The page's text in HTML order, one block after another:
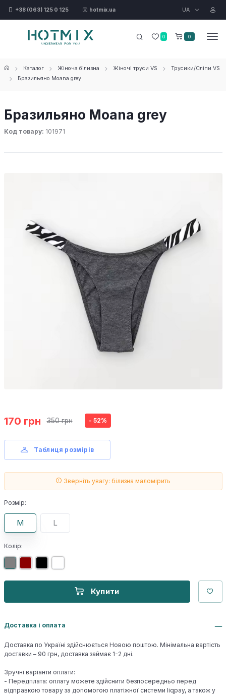
+38 (063) 125 0 125 hotmix.ua UA
0 0
Каталог Жіноча білизна Жіночі труси VS
Трусики/Сліпи VS
Бразильяно Moana grey
Бразильяно Moana grey
Код товару: 101971
170 грн 350 грн - 52%
Таблиця розмірів
Зверніть увагу: білизна маломірить
Розмір:
M L
Колір:
Купити
Доставка і оплата
Доставка по Україні здійснюється Новою поштою. Мінімальна вартість
доставки – 90 грн, доставка займає 1-2 дні.
Зручні варіанти оплати:
- Передплата: оплату можете здійснити безпосередньо перед
відправкою товару за допомогою платіжної системи liqpay, а також у